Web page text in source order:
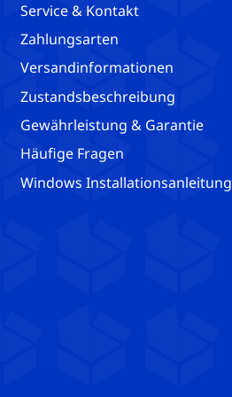
Service & Kontakt
Zahlungsarten
Versandinformationen
Zustandsbeschreibung
Gewährleistung & Garantie
Häufige Fragen
Windows Installationsanleitung